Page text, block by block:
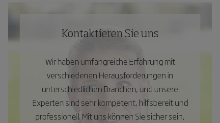
Kontaktieren Sie uns
Wir haben umfangreiche Erfahrung mit
verschiedenen Herausforderungen in
unterschiedlichen Branchen, und unsere
Experten sind sehr kompetent, hilfsbereit und
professionell. Mit uns können Sie sicher sein,